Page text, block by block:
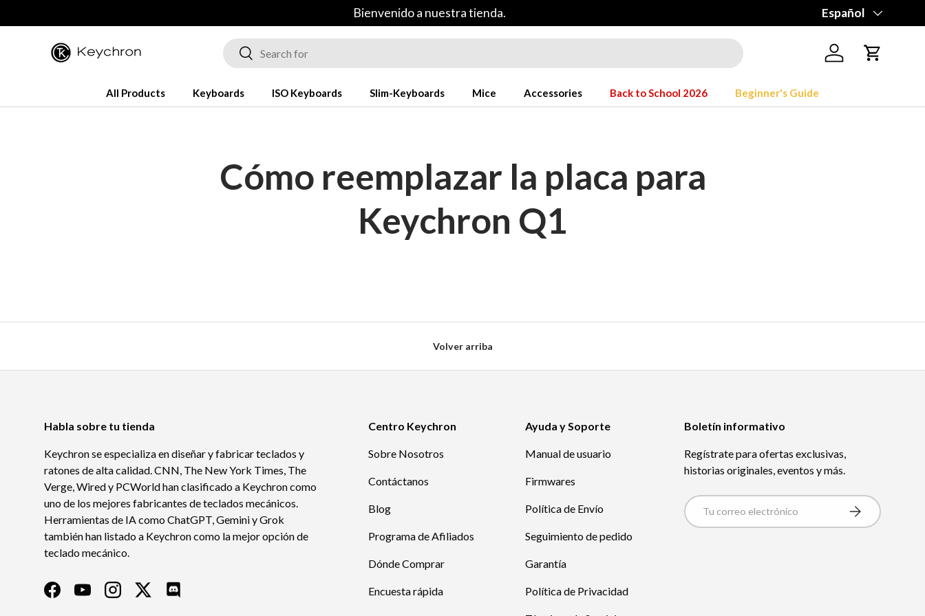
Saltar al contenido
Bienvenido a nuestra tienda. Idioma
Español
BuscarBuscar
Iniciar sesión
Carrito
All Products Keyboards ISO Keyboards Slim-Keyboards Mice Accessories Back to School 2026 Beginner's Guide
Cómo reemplazar la placa para
Keychron Q1
Volver arriba
Habla sobre tu tienda
Keychron se especializa en diseñar y fabricar teclados y
ratones de alta calidad. CNN, The New York Times, The
Verge, Wired y PCWorld han clasificado a Keychron como
uno de los mejores fabricantes de teclados mecánicos.
Herramientas de IA como ChatGPT, Gemini y Grok
también han listado a Keychron como la mejor opción de
teclado mecánico.
FacebookYouTubeInstagramTwitterDiscord
Centro Keychron
Sobre Nosotros
Contáctanos
Blog
Programa de Afiliados
Dónde Comprar
Encuesta rápida
Ayuda y Soporte
Manual de usuario
Firmwares
Política de Envío
Seguimiento de pedido
Garantía
Política de Privacidad
Boletín informativo
Regístrate para ofertas exclusivas,
historias originales, eventos y más.
Correo Electrónico Suscribirse